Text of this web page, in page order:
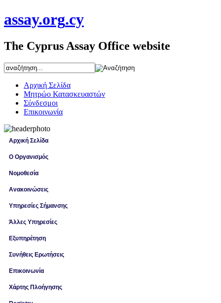
assay.org.cy
The Cyprus Assay Office website
Αρχική Σελίδα
Μητρώο Κατασκευαστών
Σύνδεσμοι
Επικοινωνία
Αρχική Σελίδα
Ο Οργανισμός
Νομοθεσία
Ανακοινώσεις
Υπηρεσίες Σήμανσης
Άλλες Υπηρεσίες
Εξυπηρέτηση
Συνήθεις Ερωτήσεις
Επικοινωνία
Χάρτης Πλοήγησης